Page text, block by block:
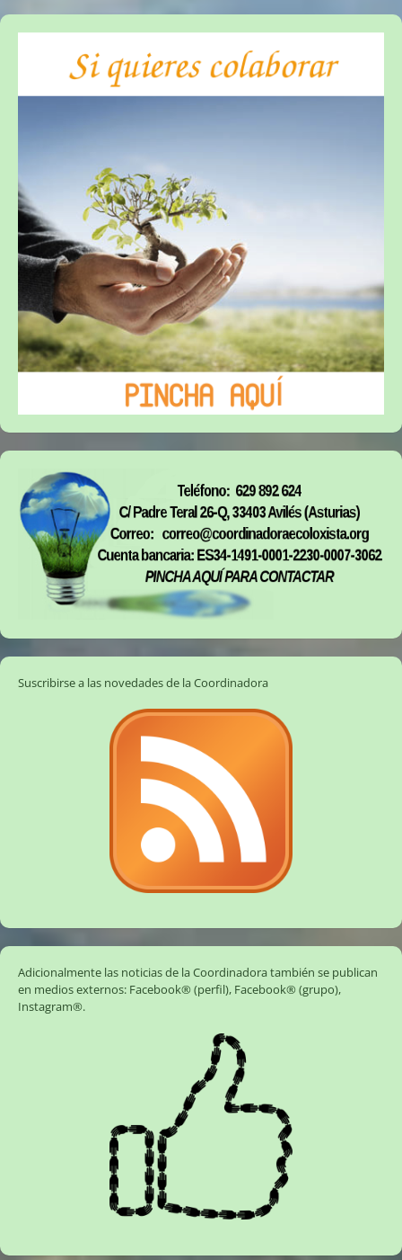
Suscribirse a las novedades de la Coordinadora
Adicionalmente las noticias de la Coordinadora también se publican
en medios externos: Facebook® (perfil), Facebook® (grupo),
Instagram®.